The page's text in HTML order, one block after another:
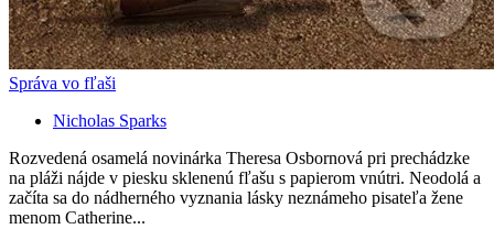
Správa vo fľaši
Nicholas Sparks
Rozvedená osamelá novinárka Theresa Osbornová pri prechádzke
na pláži nájde v piesku sklenenú fľašu s papierom vnútri. Neodolá a
začíta sa do nádherného vyznania lásky neznámeho pisateľa žene
menom Catherine...